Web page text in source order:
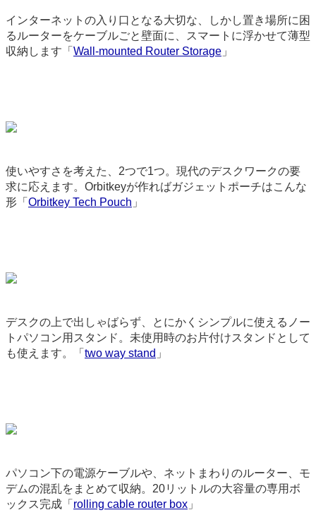
インターネットの入り口となる大切な、しかし置き場所に困
るルーターをケーブルごと壁面に、スマートに浮かせて薄型
収納します「 Wall-mounted Router Storage 」
使いやすさを考えた、2つで1つ。現代のデスクワークの要
求に応えます。Orbitkeyが作ればガジェットポーチはこんな
形「 Orbitkey Tech Pouch 」
デスクの上で出しゃばらず、とにかくシンプルに使えるノー
トパソコン用スタンド。未使用時のお片付けスタンドとして
も使えます。「 two way stand 」
パソコン下の電源ケーブルや、ネットまわりのルーター、モ
デムの混乱をまとめて収納。20リットルの大容量の専用ボ
ックス完成「 rolling cable router box 」